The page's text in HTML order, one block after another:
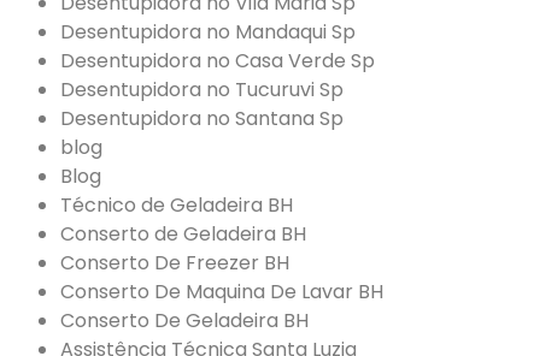
Desentupidora no Mandaqui Sp
Desentupidora no Casa Verde Sp
Desentupidora no Tucuruvi Sp
Desentupidora no Santana Sp
blog
Blog
Técnico de Geladeira BH
Conserto de Geladeira BH
Conserto De Freezer BH
Conserto De Maquina De Lavar BH
Conserto De Geladeira BH
Assistência Técnica Santa Luzia